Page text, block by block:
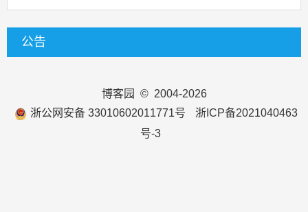
公告
博客园
© 2004-2026
浙公网安备 33010602011771号
浙ICP备2021040463
号-3